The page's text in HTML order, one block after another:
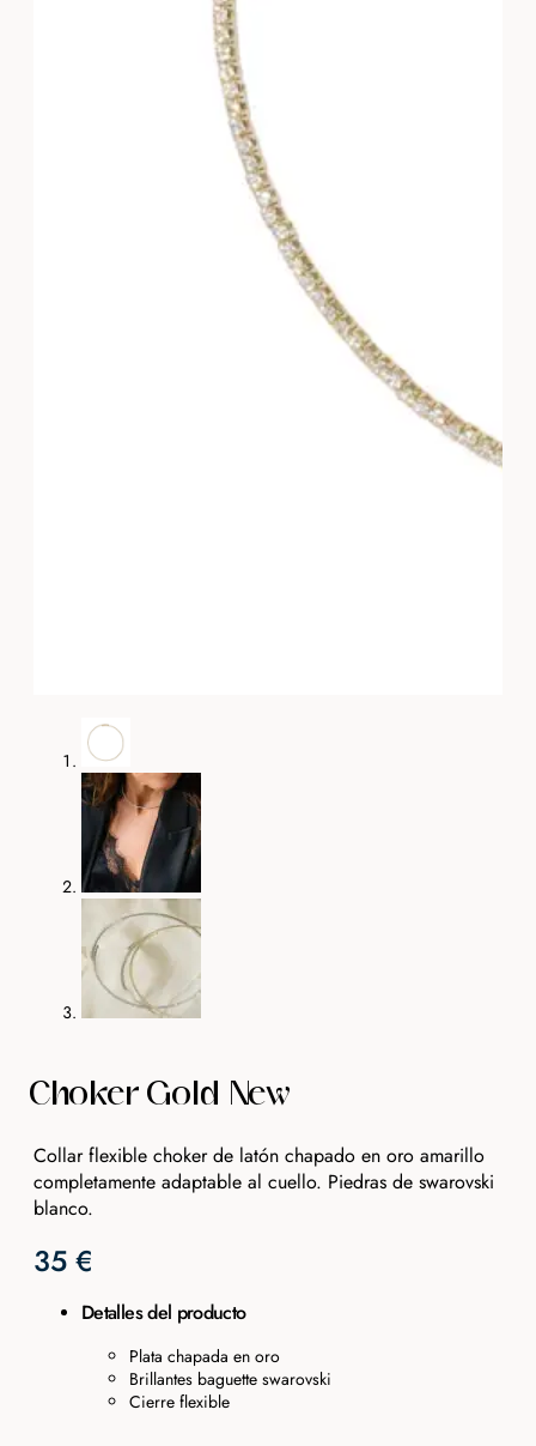
Choker Gold New
Collar flexible choker de latón chapado en oro amarillo
completamente adaptable al cuello. Piedras de swarovski
blanco.
35 €
Detalles del producto
Plata chapada en oro
Brillantes baguette swarovski
Cierre flexible